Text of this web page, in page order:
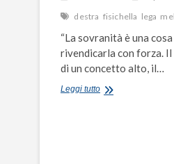
destra fisichella lega
“La sovranità è una
rivendicarla con forza.
di un concetto alto, il…
Leggi tuttoFisichella: